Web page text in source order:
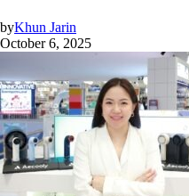
byKhun Jarin
October 6, 2025